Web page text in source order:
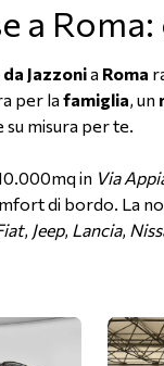
a
Jazzonia Roma
per la famiglia, un
misura per te.
in Via
di bordo. La
, Jeep, Lancia,